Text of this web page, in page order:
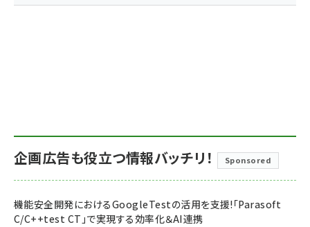
企画広告も役立つ情報バッチリ！ Sponsored
機能安全開発におけるGoogleTestの活用を支援!「Parasoft
C/C++test CT」で実現する効率化＆AI連携